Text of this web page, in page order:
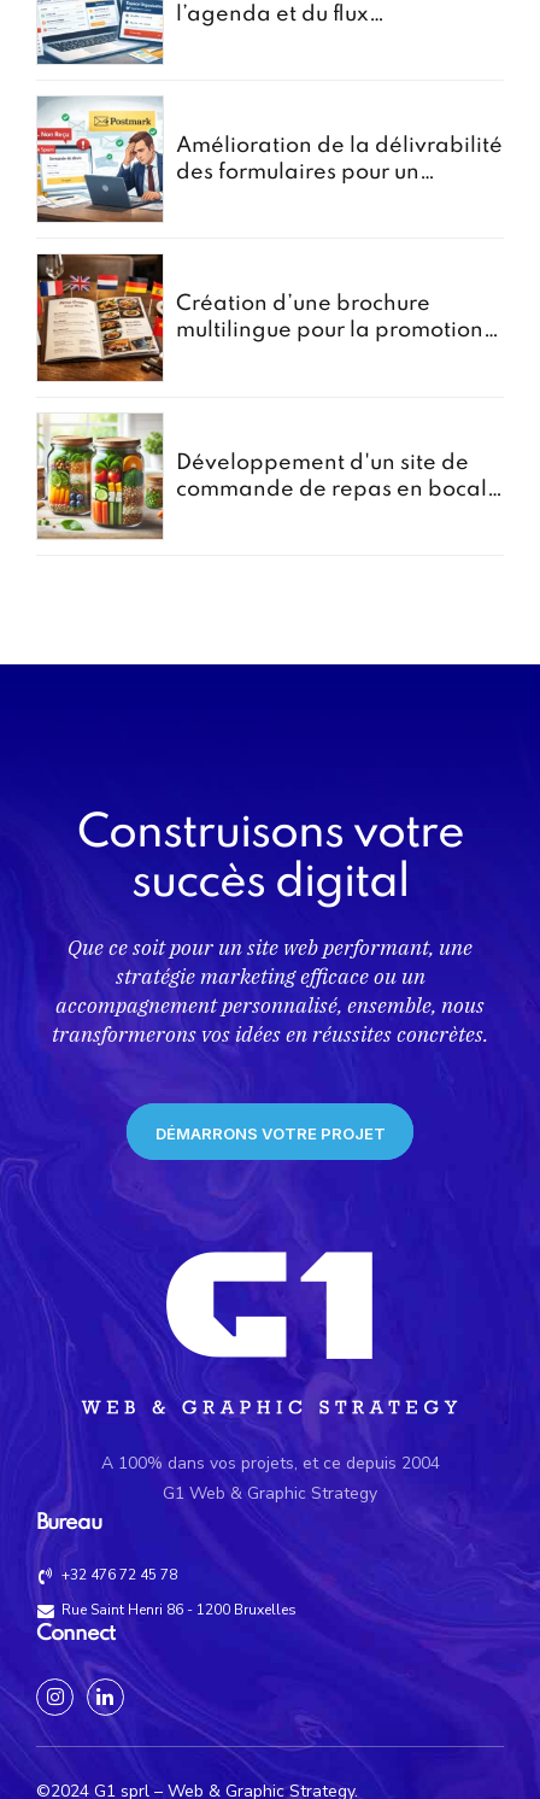
l’agenda et du flux
Amélioration de la délivrabilité
des formulaires pour un
Création d’une brochure
multilingue pour la promotion
Développement d'un site de
commande de repas en bocal -
Construisons votre
succès digital
Que ce soit pour un site web performant, une
stratégie marketing efficace ou un
accompagnement personnalisé, ensemble, nous
transformerons vos idées en réussites concrètes.
DÉMARRONS VOTRE PROJET
A 100% dans vos projets, et ce depuis 2004
G1 Web & Graphic Strategy
Bureau
+32 476 72 45 78
Rue Saint Henri 86 - 1200 Bruxelles
Connect
©2024 G1 sprl – Web & Graphic Strategy.